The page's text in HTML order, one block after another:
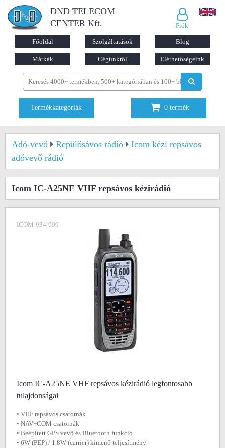
DND TELECOM
CENTER Kft.
Fiók
Főoldal Szolgáltatások Blog
Márkák Cégünkről Elérhetőségeink
Termékkategóriák 0 termék
Adó-vevő Repülősávos rádió
Icom kézi repsávos
adóvevő rádió
Icom IC-A25NE VHF repsávos kézirádió
ICOM-934-999
Icom IC-A25NE VHF repsávos kézirádió legfontosabb
tulajdonságai
• VHF repsávos csatornák
• NAV+COM csatornák
• Beépített GPS vevő és Bluetooth funkció
• 6W (PEP) / 1.8W (carrier) kimenő teljesítmény